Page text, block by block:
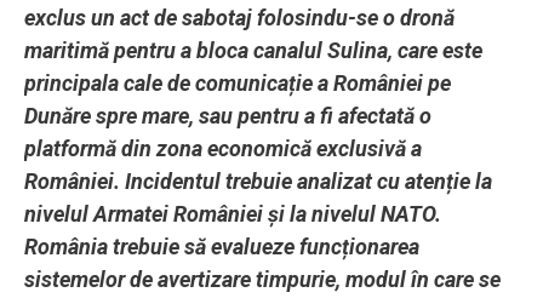
exclus un act de sabotaj folosindu-se o dronă
maritimă pentru a bloca canalul Sulina, care este
principala cale de comunicație a României pe
Dunăre spre mare, sau pentru a fi afectată o
platformă din zona economică exclusivă a
României. Incidentul trebuie analizat cu atenție la
nivelul Armatei României și la nivelul NATO.
România trebuie să evalueze funcționarea
sistemelor de avertizare timpurie, modul în care se